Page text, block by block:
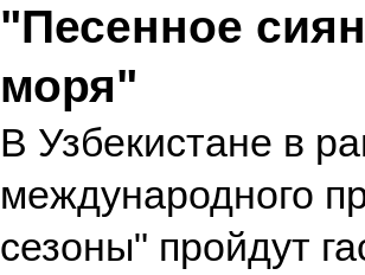
"Песенное
моря"
В Узбекистане в
международного
сезоны" пройдут